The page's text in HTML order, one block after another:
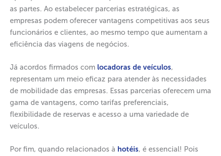
as partes. Ao estabelecer parcerias estratégicas, as
empresas podem oferecer vantagens competitivas aos seus
funcionários e clientes, ao mesmo tempo que aumentam a
eficiência das viagens de negócios.
Já acordos firmados com locadoras de veículos,
representam um meio eficaz para atender às necessidades
de mobilidade das empresas. Essas parcerias oferecem uma
gama de vantagens, como tarifas preferenciais,
flexibilidade de reservas e acesso a uma variedade de
veículos.
Por fim, quando relacionados à hotéis, é essencial! Pois